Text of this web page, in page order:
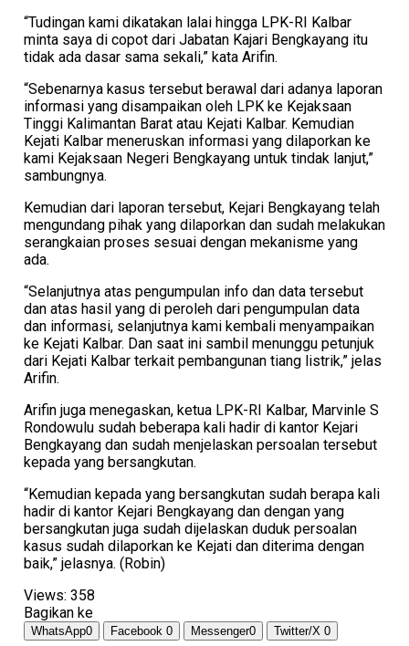
“Tudingan kami dikatakan lalai hingga LPK-RI Kalbar
minta saya di copot dari Jabatan Kajari Bengkayang itu
tidak ada dasar sama sekali,” kata Arifin.
“Sebenarnya kasus tersebut berawal dari adanya laporan
informasi yang disampaikan oleh LPK ke Kejaksaan
Tinggi Kalimantan Barat atau Kejati Kalbar. Kemudian
Kejati Kalbar meneruskan informasi yang dilaporkan ke
kami Kejaksaan Negeri Bengkayang untuk tindak lanjut,”
sambungnya.
Kemudian dari laporan tersebut, Kejari Bengkayang telah
mengundang pihak yang dilaporkan dan sudah melakukan
serangkaian proses sesuai dengan mekanisme yang
ada.
“Selanjutnya atas pengumpulan info dan data tersebut
dan atas hasil yang di peroleh dari pengumpulan data
dan informasi, selanjutnya kami kembali menyampaikan
ke Kejati Kalbar. Dan saat ini sambil menunggu petunjuk
dari Kejati Kalbar terkait pembangunan tiang listrik,” jelas
Arifin.
Arifin juga menegaskan, ketua LPK-RI Kalbar, Marvinle S
Rondowulu sudah beberapa kali hadir di kantor Kejari
Bengkayang dan sudah menjelaskan persoalan tersebut
kepada yang bersangkutan.
“Kemudian kepada yang bersangkutan sudah berapa kali
hadir di kantor Kejari Bengkayang dan dengan yang
bersangkutan juga sudah dijelaskan duduk persoalan
kasus sudah dilaporkan ke Kejati dan diterima dengan
baik,” jelasnya. (Robin)
Views: 358
Bagikan ke
WhatsApp0 Facebook 0 Messenger0 Twitter/X 0